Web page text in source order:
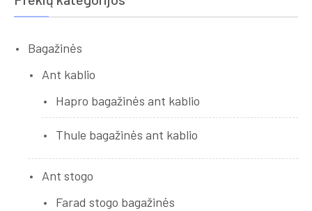
Bagažinės
Ant kablio
Hapro bagažinės ant kablio
Thule bagažinės ant kablio
Ant stogo
Farad stogo bagažinės